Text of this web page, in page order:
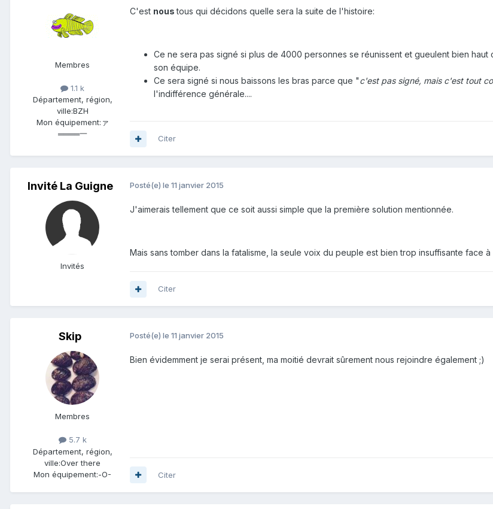
Membres
1.1 k
Département, région,
ville:BZH
Mon équipement: ァ
════一
C'est noustous qui décidons quelle sera la suite de l'histoire:
Ce ne sera pas signé si plus de 4000 personnes se réunissent et gueulent bien
son équipe.
Ce sera signé si nous baissons les bras parce que "c'est pas signé, mais c'est tout
l'indifférence générale....
Citer
Invité La Guigne
Invités
Posté(e) le 11 janvier 2015
J'aimerais tellement que ce soit aussi simple que la première solution mentionnée.
Mais sans tomber dans la fatalisme, la seule voix du peuple est bien trop insuffisante face
Citer
Skip
Membres
5.7 k
Département, région,
ville:Over there
Mon équipement:-O-
Posté(e) le 11 janvier 2015
Bien évidemment je serai présent, ma moitié devrait sûrement nous rejoindre également ;)
Citer